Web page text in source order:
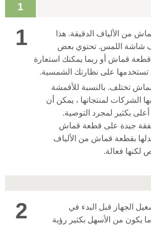
1
1
من الألياف الدقيقة. هذا
شاشة اللمس. تحتوي بعض
قطعة قماش أو ربما يمكنك استعارة
على نظارتك الشمسية.
تختلف. بالنسبة للأقمشة
الشركات لمنتجاتها ، يمكن أن
بكثير لمجرد التوصية.
جيدة على قطعة قماش
بقطعة قماش من الألياف
لكنها فعالة.
2
الجهاز قبل البدء في
يكون من الأسهل بكثير رؤية